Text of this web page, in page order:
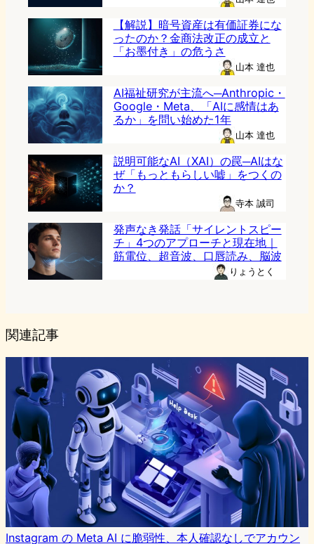
【解説】暗号資産は有価証券にな
ったのか？金商法改正の成立と
「お墨付き」の危うさ
山本 達也
AI福祉研究が主流へ─Anthropic・
Google・Meta、「AIに感情はあ
るか」を問い始めた1年
山本 達也
説明可能なAI（XAI）の罠─AIはな
ぜ「もっともらしい嘘」をつくの
か？
寺本 誠司
発声なき発話「サイレントスピー
チ」4つのアプローチと現在地｜
筋電位、超音波、口唇読み、脳波
りょうとく
関連記事
Instagram の Meta AI に脆弱性、本人確認なしでアカウン